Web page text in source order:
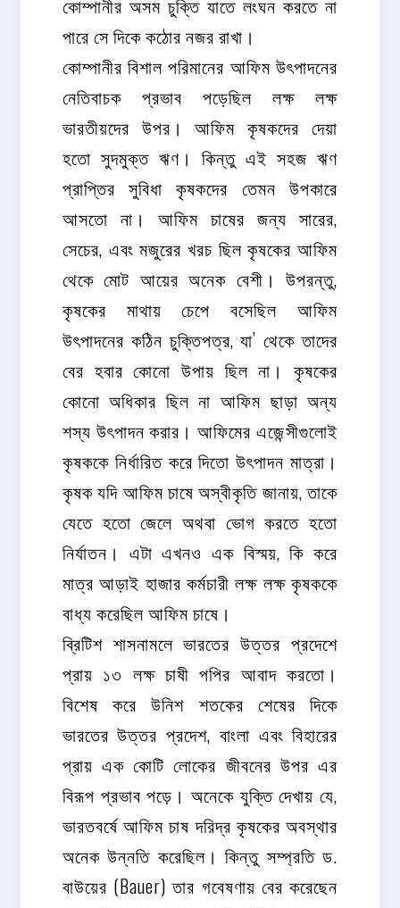
কোম্পানীর অসম চুক্তি যাতে লংঘন করতে না
পারে সে দিকে কঠোর নজর রাখা।
কোম্পানীর বিশাল পরিমানের আফিম উৎপাদনের
নেতিবাচক প্রভাব পড়েছিল লক্ষ লক্ষ
ভারতীয়দের উপর। আফিম কৃষকদের দেয়া
হতো সুদমুক্ত ঋণ। কিন্তু এই সহজ ঋণ
প্রাপ্তির সুবিধা কৃষকদের তেমন উপকারে
আসতো না। আফিম চাষের জন্য সারের,
সেচের, এবং মজুরের খরচ ছিল কৃষকের আফিম
থেকে মোট আয়ের অনেক বেশী। উপরন্তু,
কৃষকের মাথায় চেপে বসেছিল আফিম
উৎপাদনের কঠিন চুক্তিপত্র, যা’ থেকে তাদের
বের হবার কোনো উপায় ছিল না। কৃষকের
কোনো অধিকার ছিল না আফিম ছাড়া অন্য
শস্য উৎপাদন করার। আফিমের এজেন্সীগুলোই
কৃষককে নির্ধারিত করে দিতো উৎপাদন মাত্রা।
কৃষক যদি আফিম চাষে অস্বীকৃতি জানায়, তাকে
যেতে হতো জেলে অথবা ভোগ করতে হতো
নির্যাতন। এটা এখনও এক বিস্ময়, কি করে
মাত্র আড়াই হাজার কর্মচারী লক্ষ লক্ষ কৃষককে
বাধ্য করেছিল আফিম চাষে।
ব্রিটিশ শাসনামলে ভারতের উত্তর প্রদেশে
প্রায় ১৩ লক্ষ চাষী পপির আবাদ করতো।
বিশেষ করে উনিশ শতকের শেষের দিকে
ভারতের উত্তর প্রদেশ, বাংলা এবং বিহারের
প্রায় এক কোটি লোকের জীবনের উপর এর
বিরূপ প্রভাব পড়ে। অনেকে যুক্তি দেখায় যে,
ভারতবর্ষে আফিম চাষ দরিদ্র কৃষকের অবস্থার
অনেক উন্নতি করেছিল। কিন্তু সম্প্রতি ড.
বাউয়ের (Bauer) তার গবেষণায় বের করেছেন